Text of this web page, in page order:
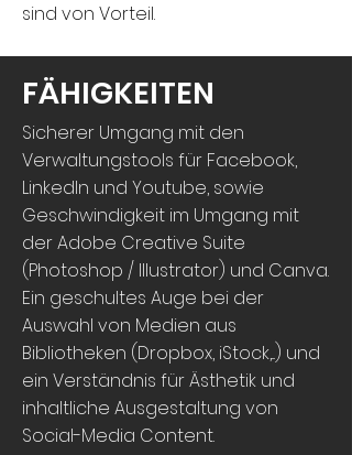
sind von Vorteil.
FÄHIGKEITEN
Sicherer Umgang mit den
Verwaltungstools für Facebook,
LinkedIn und Youtube, sowie
Geschwindigkeit im Umgang mit
der Adobe Creative Suite
(Photoshop / Illustrator) und Canva.
Ein geschultes Auge bei der
Auswahl von Medien aus
Bibliotheken (Dropbox, iStock,...) und
ein Verständnis für Ästhetik und
inhaltliche Ausgestaltung von
Social-Media Content.